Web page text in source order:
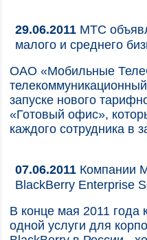
29.06.2011 МТС
малого и среднего
ОАО «Мобильные
запуске нового
«Готовый офис»,
каждого сотрудника в
07.06.2011 Компании
BlackBerry Enterprise
В конце мая 2011 года
одной услуги для